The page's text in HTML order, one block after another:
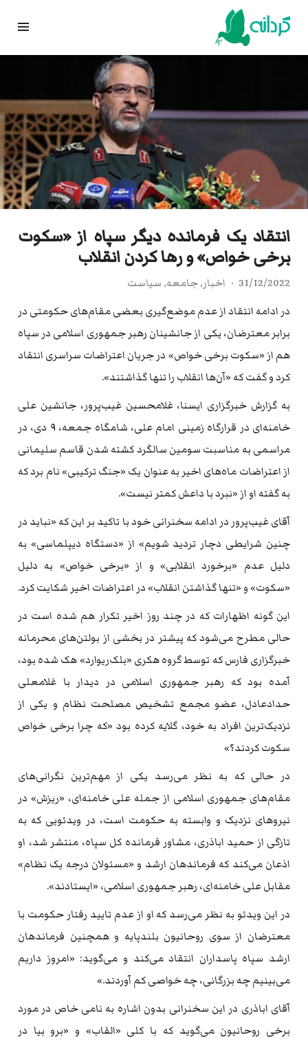
Skip
content
انتقاد یک فرمانده دیگر سپاه از «سکوت
برخی خواص» و رها کردن انقلاب
31/12/2022 اخبار,جامعه, سیاست
در ادامه انتقاد از عدم موضع‌گیری بعضی مقام‌های حکومتی در
برابر معترضان، یکی از جانشینان رهبر جمهوری اسلامی در سپاه
هم از «سکوت برخی خواص» در جریان اعتراضات سراسری انتقاد
کرد و گفت که «آن‌ها انقلاب را تنها گذاشتند».
به گزارش خبرگزاری ایسنا، غلامحسین غیب‌پرور، جانشین علی
خامنه‌ای در قرارگاه زمینی امام علی، شامگاه جمعه، ۹ دی، در
مراسمی به مناسبت سومین سالگرد کشته شدن قاسم سلیمانی
از اعتراضات ماه‌های اخیر به عنوان یک «جنگ ترکیبی» نام برد که
به گفته او از «نبرد با داعش کمتر نیست».
آقای غیب‌پرور در ادامه سخنرانی خود با تاکید بر این که «نباید در
چنین شرایطی دچار تردید شویم» از «دستگاه دیپلماسی» به
دلیل عدم «برخورد انقلابی» و از «برخی خواص» به دلیل
«سکوت» و «تنها گذاشتن انقلاب» در اعتراضات اخیر شکایت کرد.
این گونه اظهارات که در چند روز اخیر تکرار هم شده است در
حالی مطرح می‌شود که پیشتر در بخشی از بولتن‌های محرمانه
خبرگزاری فارس که توسط گروه هکری «بلک‌ریوارد» هک شده بود،
آمده بود که رهبر جمهوری اسلامی در دیدار با غلامعلی
حدادعادل، عضو مجمع تشخیص مصلحت نظام و یکی از
نزدیک‌ترین افراد به خود، گلایه کرده بود «که چرا برخی خواص
سکوت کردند؟»
در حالی که به نظر می‌رسد یکی از مهم‌ترین نگرانی‌های
مقام‌های جمهوری اسلامی از جمله علی خامنه‌ای، «ریزش» در
نیروهای نزدیک و وابسته به حکومت است، در ویدئویی که به
تازگی از حمید اباذری، مشاور فرمانده کل سپاه، منتشر شد،‌ او
اذعان می‌کند که فرماندهان ارشد و «مسئولان درجه یک نظام»
مقابل علی خامنه‌ای، رهبر جمهوری اسلامی، «ایستادند».
در این ویدئو به نظر می‌رسد که او از عدم تایید رفتار حکومت با
معترضان از سوی روحانیون بلندپایه و همچنین فرماندهان
ارشد سپاه پاسداران انتقاد می‌کند و می‌گوید: «امروز داریم
می‌بینیم چه بزرگانی، چه خواصی کم آوردند.»
آقای اباذری در این سخنرانی بدون اشاره به نامی خاص در مورد
برخی روحانیون می‌گوید که با کلی «القاب» و «برو بیا در